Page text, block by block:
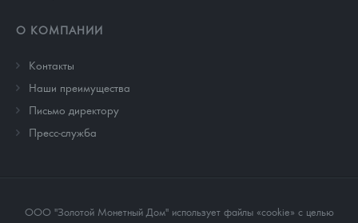
О КОМПАНИИ
Контакты
Наши преимущества
Письмо директору
Пресс-служба
ООО "Золотой Монетный Дом" использует файлы «cookie» с целью